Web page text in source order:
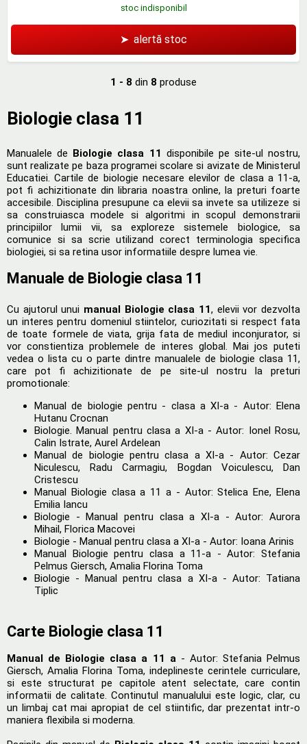
stoc indisponibil
➤ alertă stoc
1 - 8 din 8 produse
Biologie clasa 11
Manualele de Biologie clasa 11 disponibile pe site-ul nostru,
sunt realizate pe baza programei scolare si avizate de Ministerul
Educatiei. Cartile de biologie necesare elevilor de clasa a 11-a,
pot fi achizitionate din libraria noastra online, la preturi foarte
accesibile. Disciplina presupune ca elevii sa invete sa utilizeze si
sa construiasca modele si algoritmi in scopul demonstrarii
principiilor lumii vii, sa exploreze sistemele biologice, sa
comunice si sa scrie utilizand corect terminologia specifica
biologiei, si sa retina usor informatiile despre lumea vie.
Manuale de Biologie clasa 11
Cu ajutorul unui manual Biologie clasa 11, elevii vor dezvolta
un interes pentru domeniul stiintelor, curiozitati si respect fata
de toate formele de viata, grija fata de mediul inconjurator, si
vor constientiza problemele de interes global. Mai jos puteti
vedea o lista cu o parte dintre manualele de biologie clasa 11,
care pot fi achizitionate de pe site-ul nostru la preturi
promotionale:
Manual de biologie pentru - clasa a XI-a - Autor: Elena
Hutanu Crocnan
Biologie. Manual pentru clasa a XI-a - Autor: Ionel Rosu,
Calin Istrate, Aurel Ardelean
Manual de biologie pentru clasa a XI-a - Autor: Cezar
Niculescu, Radu Carmagiu, Bogdan Voiculescu, Dan
Cristescu
Manual Biologie clasa a 11 a - Autor: Stelica Ene, Elena
Emilia Iancu
Biologie - Manual pentru clasa a XI-a - Autor: Aurora
Mihail, Florica Macovei
Biologie - Manual pentru clasa a XI-a - Autor: Ioana Arinis
Manual Biologie pentru clasa a 11-a - Autor: Stefania
Pelmus Giersch, Amalia Florina Toma
Biologie - Manual pentru clasa a XI-a - Autor: Tatiana
Tiplic
Carte Biologie clasa 11
Manual de Biologie clasa a 11 a- Autor: Stefania Pelmus
Giersch, Amalia Florina Toma, indeplineste cerintele curriculare,
si este structurat pe capitole atent selectate, care contin
informatii de calitate. Continutul manualului este logic, clar, cu
un limbaj cat mai apropiat de cel stiintific, dar prezentat intr-o
maniera flexibila si moderna.